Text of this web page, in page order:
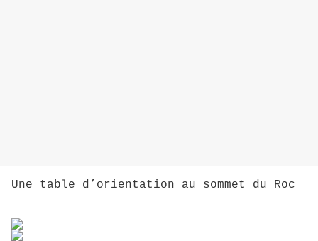
Une table d’orientation au sommet du Roc